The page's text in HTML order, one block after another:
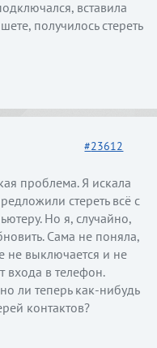
вставила
получилось стереть
#23612
проблема. Я искала
стереть всё с
Но я, случайно,
Сама не поняла,
не выключается и не
входа в телефон.
ли теперь как-нибудь
контактов?